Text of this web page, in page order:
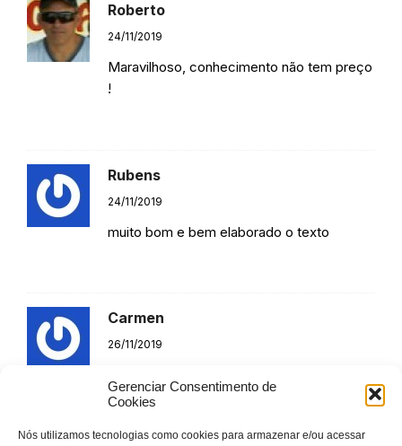
Gerenciar Consentimento de
Cookies
Nós utilizamos tecnologias como cookies para armazenar e/ou acessar
Roberto
24/11/2019
Maravilhoso, conhecimento não tem preço
!
Rubens
24/11/2019
muito bom e bem elaborado o texto
Carmen
26/11/2019
gracias gracias
Responder